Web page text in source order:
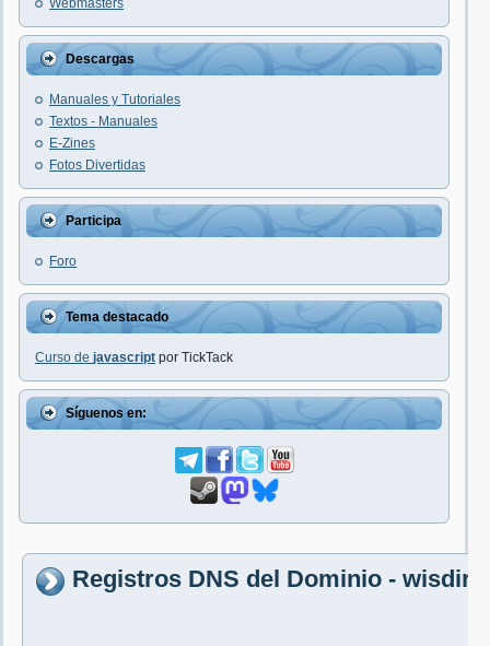
Webmasters
Descargas
Manuales y Tutoriales
Textos - Manuales
E-Zines
Fotos Divertidas
Participa
Foro
Tema destacado
Curso de javascript por TickTack
Síguenos en:
Registros DNS del Dominio -